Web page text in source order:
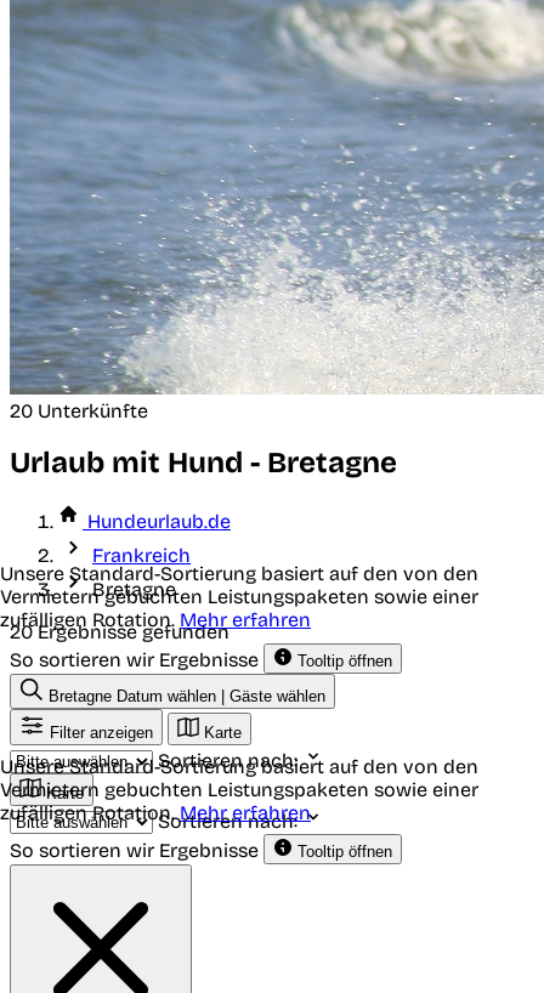
20 Unterkünfte
Urlaub mit Hund - Bretagne
Hundeurlaub.de
Frankreich
Bretagne
20 Ergebnisse gefunden
So sortieren wir Ergebnisse
Tooltip öffnen
Unsere Standard-Sortierung basiert auf den von den
Vermietern gebuchten Leistungspaketen sowie einer
zufälligen Rotation. Mehr erfahren
Bretagne Datum wählen | Gäste wählen
Filter anzeigen
Karte
Sortieren nach:
Karte
Sortieren nach:
So sortieren wir Ergebnisse
Tooltip öffnen
Unsere Standard-Sortierung basiert auf den von den
Vermietern gebuchten Leistungspaketen sowie einer
zufälligen Rotation.Mehr erfahren